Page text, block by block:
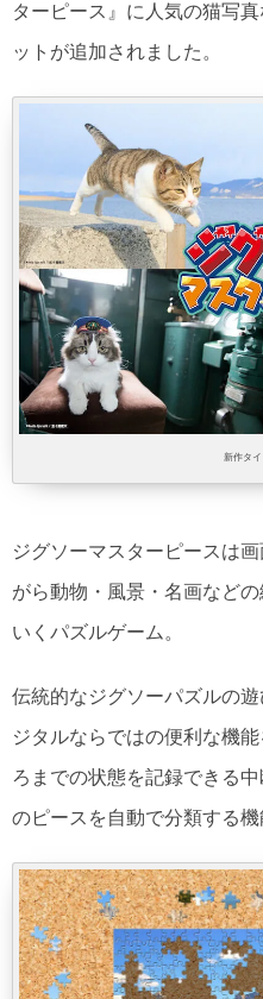
ターピース』に人気の猫写
ットが追加されました。
新作タ
ジグソーマスターピースは
がら動物・風景・名画など
いくパズルゲーム。
伝統的なジグソーパズルの
ジタルならではの便利な機
ろまでの状態を記録できる
のピースを自動で分類する機